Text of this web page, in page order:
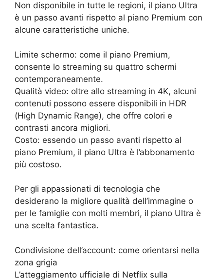
Non disponibile in tutte le regioni, il piano Ultra
è un passo avanti rispetto al piano Premium con
alcune caratteristiche uniche.
Limite schermo: come il piano Premium,
consente lo streaming su quattro schermi
contemporaneamente.
Qualità video: oltre allo streaming in 4K, alcuni
contenuti possono essere disponibili in HDR
(High Dynamic Range), che offre colori e
contrasti ancora migliori.
Costo: essendo un passo avanti rispetto al
piano Premium, il piano Ultra è l’abbonamento
più costoso.
Per gli appassionati di tecnologia che
desiderano la migliore qualità dell’immagine o
per le famiglie con molti membri, il piano Ultra è
una scelta fantastica.
Condivisione dell’account: come orientarsi nella
zona grigia
L’atteggiamento ufficiale di Netflix sulla